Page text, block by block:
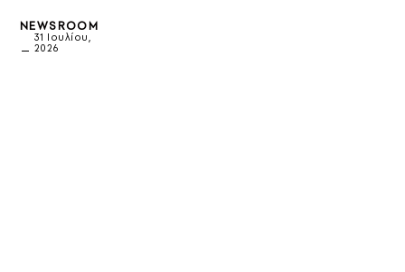
NEWSROOM
31 Ιουλίου,
2026